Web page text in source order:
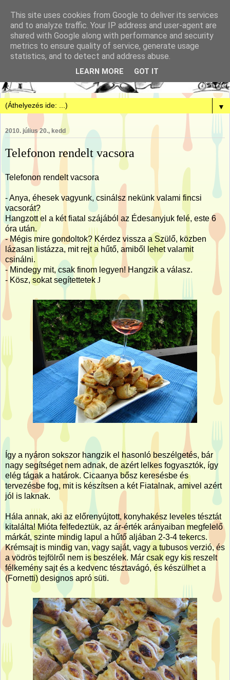
▼
2010. július 20., kedd
Telefonon rendelt vacsora
Telefonon rendelt vacsora
- Anya, éhesek vagyunk, csinálsz nekünk valami fincsi
vacsorát?
Hangzott el a két fiatal szájából az Édesanyjuk felé, este 6
óra után.
- Mégis mire gondoltok? Kérdez vissza a Szülő, közben
lázasan listázza, mit rejt a hűtő, amiből lehet valamit
csinálni.
- Mindegy mit, csak finom legyen! Hangzik a válasz.
- Kösz, sokat segítettetek J
Így a nyáron sokszor hangzik el hasonló beszélgetés, bár
nagy segítséget nem adnak, de azért lelkes fogyasztók, így
elég tágak a határok. Cicaanya bősz keresésbe és
tervezésbe fog, mit is készítsen a két Fiatalnak, amivel azért
jól is laknak.
Hála annak, aki az előrenyújtott, konyhakész leveles tésztát
kitalálta! Mióta felfedeztük, az ár-érték arányaiban megfelelő
márkát, szinte mindig lapul a hűtő aljában 2-3-4 tekercs.
Krémsajt is mindig van, vagy saját, vagy a tubusos verzió, és
a vödrös tejfölről nem is beszélek. Már csak egy kis reszelt
félkemény sajt és a kedvenc tésztavágó, és készülhet a
(Fornetti) designos apró süti.
This site uses cookies from Google to deliver its services
and to analyze traffic. Your IP address and user-agent are
shared with Google along with performance and security
metrics to ensure quality of service, generate usage
statistics, and to detect and address abuse.
LEARN MORE GOT IT